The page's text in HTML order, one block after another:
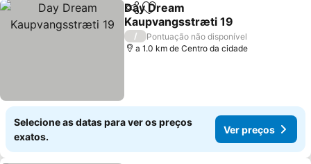
PartilharAdicionar aos favoritos
Day Dream
Kaupvangsstræti 19
Ver preços
/
Pontuação não disponível
a 1.0 km de Centro da cidade
Selecione as datas para ver os preços
exatos.
Ver preços